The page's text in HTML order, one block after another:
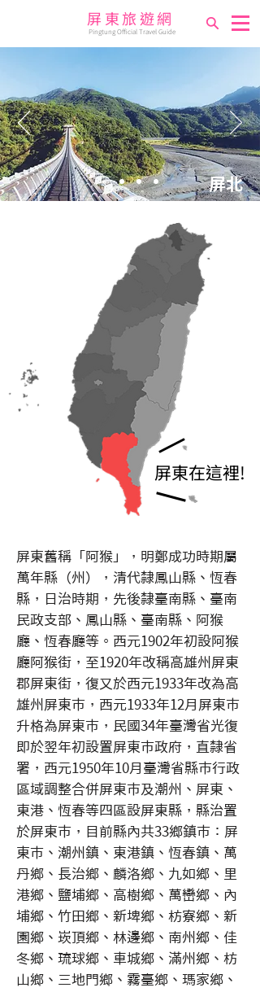
屏東旅遊網
Pingtung Official Travel Guide
屏北
​屏東在這裡!
屏東舊稱「阿猴」，明鄭成功時期屬
萬年縣（州），清代隸鳳山縣、恆春
縣，日治時期，先後隸臺南縣、臺南
民政支部、鳳山縣、臺南縣、阿猴
廳、恆春廳等。西元1902年初設阿猴
廳阿猴街，至1920年改稱高雄州屏東
郡屏東街，復又於西元1933年改為高
雄州屏東市，西元1933年12月屏東市
升格為屏東市，民國34年臺灣省光復
即於翌年初設置屏東市政府，直隸省
署，西元1950年10月臺灣省縣市行政
區域調整合併屏東市及潮州、屏東、
東港、恆春等四區設屏東縣，縣治置
於屏東市，目前縣內共33鄉鎮市：屏
東市、潮州鎮、東港鎮、恆春鎮、萬
丹鄉、長治鄉、麟洛鄉、九如鄉、里
港鄉、鹽埔鄉、高樹鄉、萬巒鄉、內
埔鄉、竹田鄉、新埤鄉、枋寮鄉、新
園鄉、崁頂鄉、林邊鄉、南州鄉、佳
冬鄉、琉球鄉、車城鄉、滿州鄉、枋
山鄉、三地門鄉、霧臺鄉、瑪家鄉、